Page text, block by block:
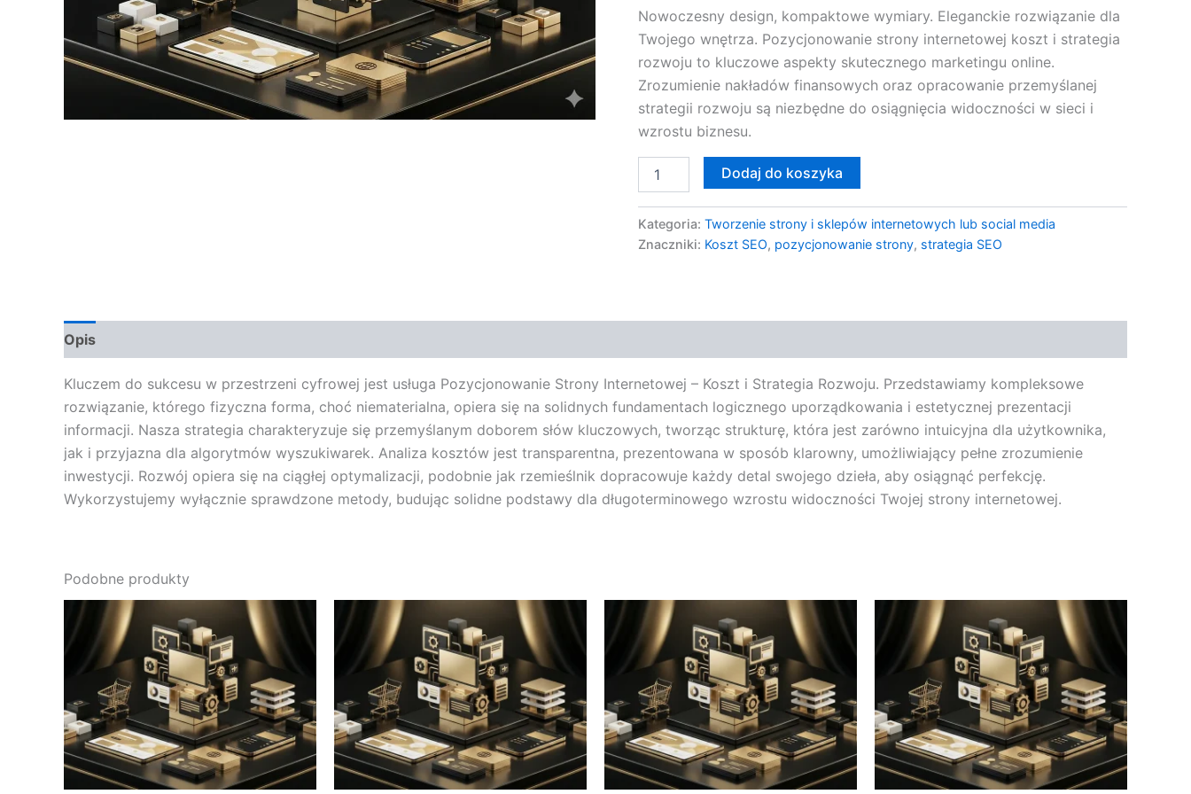
Nowoczesny design, kompaktowe wymiary. Eleganckie rozwiązanie dla
Twojego wnętrza. Pozycjonowanie strony internetowej koszt i strategia
rozwoju to kluczowe aspekty skutecznego marketingu online.
Zrozumienie nakładów finansowych oraz opracowanie przemyślanej
strategii rozwoju są niezbędne do osiągnięcia widoczności w sieci i
wzrostu biznesu.
Dodaj do koszyka
Kategoria: Tworzenie strony i sklepów internetowych lub social media
Znaczniki: Koszt SEO, pozycjonowanie strony, strategia SEO
Opis
Kluczem do sukcesu w przestrzeni cyfrowej jest usługa Pozycjonowanie Strony Internetowej – Koszt i Strategia Rozwoju. Przedstawiamy kompleksowe
rozwiązanie, którego fizyczna forma, choć niematerialna, opiera się na solidnych fundamentach logicznego uporządkowania i estetycznej prezentacji
informacji. Nasza strategia charakteryzuje się przemyślanym doborem słów kluczowych, tworząc strukturę, która jest zarówno intuicyjna dla użytkownika,
jak i przyjazna dla algorytmów wyszukiwarek. Analiza kosztów jest transparentna, prezentowana w sposób klarowny, umożliwiający pełne zrozumienie
inwestycji. Rozwój opiera się na ciągłej optymalizacji, podobnie jak rzemieślnik dopracowuje każdy detal swojego dzieła, aby osiągnąć perfekcję.
Wykorzystujemy wyłącznie sprawdzone metody, budując solidne podstawy dla długoterminowego wzrostu widoczności Twojej strony internetowej.
Podobne produkty